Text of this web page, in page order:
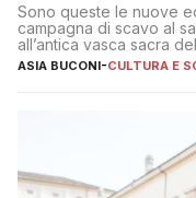
Sono queste le nuove
campagna di scavo al
all’antica vasca sacra
Grande
ASIA BUCONI-CULTURA E